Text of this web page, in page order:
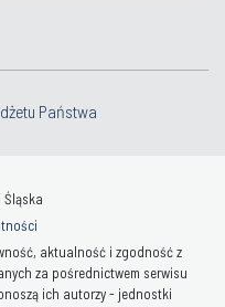
Państwa
aktualność i zgodność z
za pośrednictwem serwisu
ich autorzy - jednostki